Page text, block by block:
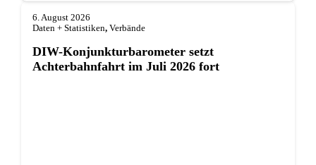
6. August 2026
Daten + Statistiken, Verbände
DIW-Konjunkturbarometer setzt
Achterbahnfahrt im Juli 2026 fort